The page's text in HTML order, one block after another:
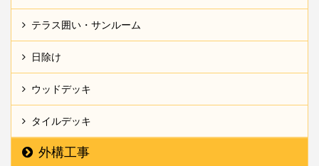
テラス囲い・サンルーム
日除け
ウッドデッキ
タイルデッキ
外構工事